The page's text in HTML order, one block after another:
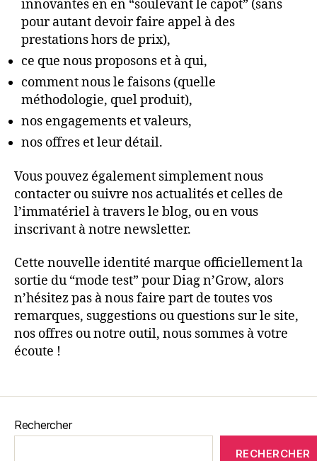
innovantes en en “soulevant le capot” (sans
pour autant devoir faire appel à des
prestations hors de prix),
ce que nous proposons et à qui,
comment nous le faisons (quelle
méthodologie, quel produit),
nos engagements et valeurs,
nos offres et leur détail.
Vous pouvez également simplement nous
contacter ou suivre nos actualités et celles de
l’immatériel à travers le blog, ou en vous
inscrivant à notre newsletter.
Cette nouvelle identité marque officiellement la
sortie du “mode test” pour Diag n’Grow, alors
n’hésitez pas à nous faire part de toutes vos
remarques, suggestions ou questions sur le site,
nos offres ou notre outil, nous sommes à votre
écoute !
Rechercher
RECHERCHER